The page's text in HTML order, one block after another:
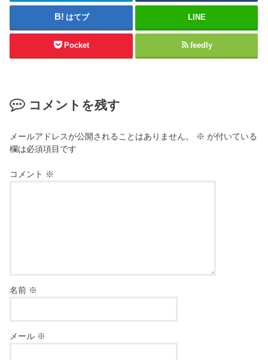
はてブ LINE
Pocket feedly
コメントを残す
メールアドレスが公開されることはありません。 ※ が付いている
欄は必須項目です
コメント ※
名前 ※
メール ※